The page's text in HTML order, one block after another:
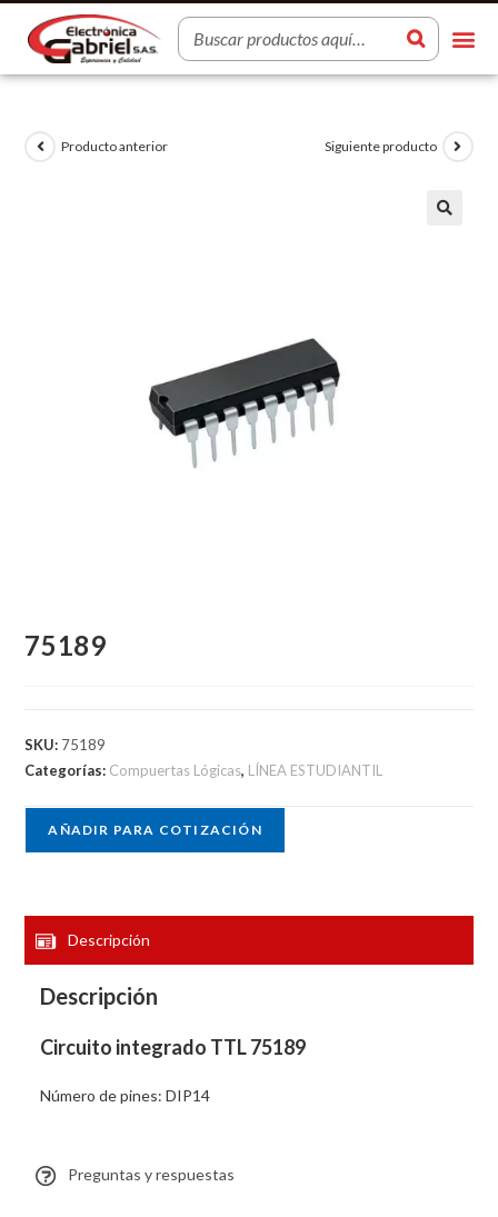
Producto anterior Siguiente producto
75189
SKU: 75189
Categorías: Compuertas Lógicas, LÍNEA ESTUDIANTIL
AÑADIR PARA COTIZACIÓN
Descripción
Descripción
Circuito integrado TTL 75189
Número de pines: DIP14
Preguntas y respuestas